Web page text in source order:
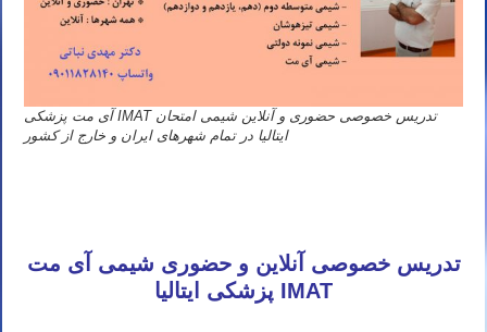
تدریس خصوصی حضوری و آنلاین شیمی امتحان IMAT آی مت پزشکی
ایتالیا در تمام شهرهای ایران و خارج از کشور
تدریس خصوصی آنلاین و حضوری شیمی آی مت
IMAT پزشکی ایتالیا